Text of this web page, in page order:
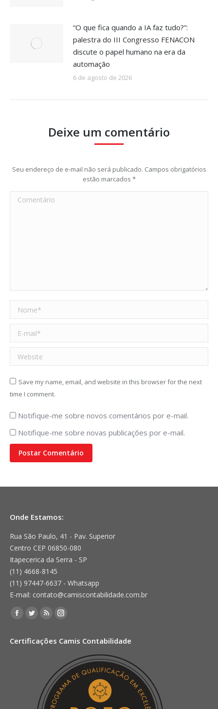
“O que fica quando a IA faz tudo?”:
palestra do III Congresso FENACON
discute o papel humano na era da
automação
6 de agosto de 2026
Deixe um comentário
Seu endereço de e-mail não será publicado. Campos obrigatórios
estão marcados *
Comentário
Nome *
E-mail *
Website
Save my name, email, and website in this browser for the next
time I comment.
Notifique-me sobre novos comentários por e-mail.
Notifique-me sobre novas publicações por e-mail.
Postar Comentário
Onde Estamos:
Rua São Paulo, 41 - Pav. Superior
Centro CEP 06850-080
Itapecerica da Serra - SP
(11) 4668-8145
(11) 97447-6637 - Whatsapp
E-mail: contato@camiscontabilidade.com.br
Encontre-nos em:
Facebook
opens
Twitter
opens
window
Rss
opens
new
window
Instagram
opens
new
window
Certificações Camis Contabilidade